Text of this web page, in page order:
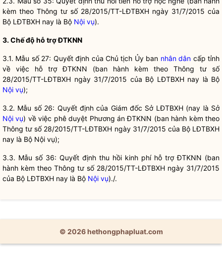
kèm theo Thông tư số 28/2015/TT-LĐTBXH ngày 31/7/2015 của
Bộ LĐTBXH nay là Bộ Nội vụ).
3. Chế độ hỗ trợ ĐTKNN
3.1. Mẫu số 27: Quyết định của Chủ tịch Ủy ban nhân dân cấp tỉnh
về việc hỗ trợ ĐTKNN (ban hành kèm theo Thông tư số
28/2015/TT-LĐTBXH ngày 31/7/2015 của Bộ LĐTBXH nay là Bộ
Nội vụ);
3.2. Mẫu số 26: Quyết định của Giám đốc Sở LĐTBXH (nay là Sở
Nội vụ) về việc phê duyệt Phương án ĐTKNN (ban hành kèm theo
Thông tư số 28/2015/TT-LĐTBXH ngày 31/7/2015 của Bộ LĐTBXH
nay là Bộ Nội vụ);
3.3. Mẫu số 36: Quyết định thu hồi kinh phí hỗ trợ ĐTKNN (ban
hành kèm theo Thông tư số 28/2015/TT-LĐTBXH ngày 31/7/2015
của Bộ LĐTBXH nay là Bộ Nội vụ)./.
© 2026 hethongphapluat.com